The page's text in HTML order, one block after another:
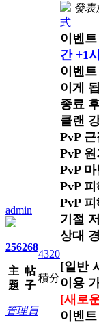
admin
256
主
題
268
帖
子
4320
積分
管理員
發表
式
이벤
간 +1
이벤
이게
종료
클랜
PvP
PvP
PvP
PvP
PvP
기절
상대
[일반
이용
[새로
이벤